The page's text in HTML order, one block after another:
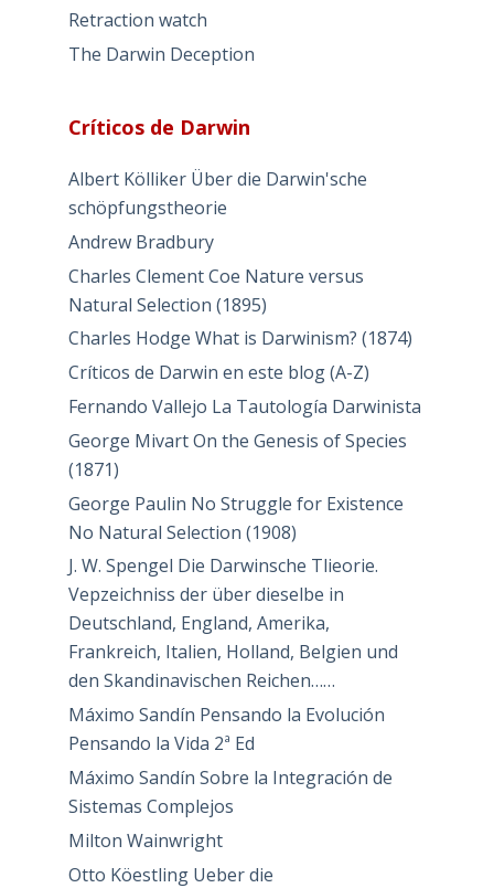
Retraction watch
The Darwin Deception
Críticos de Darwin
Albert Kölliker Über die Darwin'sche
schöpfungstheorie
Andrew Bradbury
Charles Clement Coe Nature versus
Natural Selection (1895)
Charles Hodge What is Darwinism? (1874)
Críticos de Darwin en este blog (A-Z)
Fernando Vallejo La Tautología Darwinista
George Mivart On the Genesis of Species
(1871)
George Paulin No Struggle for Existence
No Natural Selection (1908)
J. W. Spengel Die Darwinsche Tlieorie.
Vepzeichniss der über dieselbe in
Deutschland, England, Amerika,
Frankreich, Italien, Holland, Belgien und
den Skandinavischen Reichen……
Máximo Sandín Pensando la Evolución
Pensando la Vida 2ª Ed
Máximo Sandín Sobre la Integración de
Sistemas Complejos
Milton Wainwright
Otto Köestling Ueber die